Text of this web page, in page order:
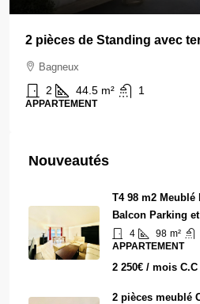
2 pièces de Standing avec
Bagneux
2 44.5 m² 1
APPARTEMENT
Nouveautés
T4 98 m2 Meublé
Balcon Parking
4 98 m²
APPARTEMENT
2 250€ / mois C.C
2 pièces meublé